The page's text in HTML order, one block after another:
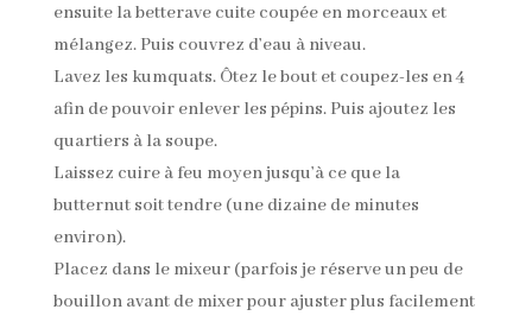
ensuite la betterave cuite coupée en morceaux et
mélangez. Puis couvrez d’eau à niveau.
Lavez les kumquats. Ôtez le bout et coupez-les en 4
afin de pouvoir enlever les pépins. Puis ajoutez les
quartiers à la soupe.
Laissez cuire à feu moyen jusqu’à ce que la
butternut soit tendre (une dizaine de minutes
environ).
Placez dans le mixeur (parfois je réserve un peu de
bouillon avant de mixer pour ajuster plus facilement